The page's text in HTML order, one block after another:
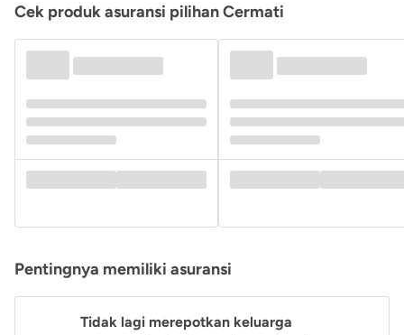
Cek produk asuransi pilihan Cermati
Pentingnya memiliki asuransi
Tidak lagi merepotkan keluarga